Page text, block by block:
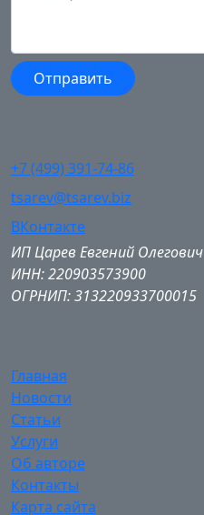
+7 (499) 391-74-86
tsarev@tsarev.biz
ВКонтакте
ИП Царев Евгений Олегович
ИНН: 220903573900
ОГРНИП: 313220933700015
Главная
Новости
Статьи
Услуги
Об авторе
Контакты
Карта сайта